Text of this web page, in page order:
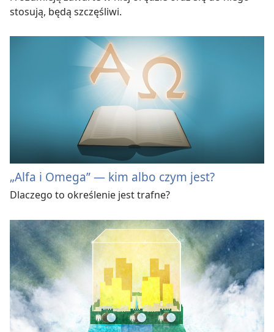
stosują, będą szczęśliwi.
„Alfa i Omega” — kim albo czym jest?
Dlaczego to określenie jest trafne?